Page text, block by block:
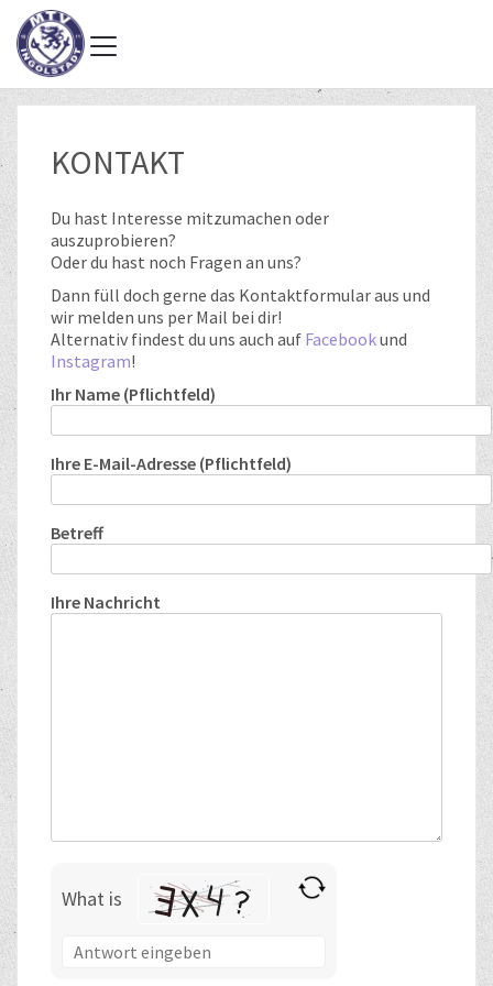
KONTAKT
Du hast Interesse mitzumachen oder
auszuprobieren?
Oder du hast noch Fragen an uns?
Dann füll doch gerne das Kontaktformular aus und
wir melden uns per Mail bei dir!
Alternativ findest du uns auch auf Facebookund
Instagram!
Ihr Name (Pflichtfeld)
Ihre E-Mail-Adresse (Pflichtfeld)
Betreff
Ihre Nachricht
What is
the